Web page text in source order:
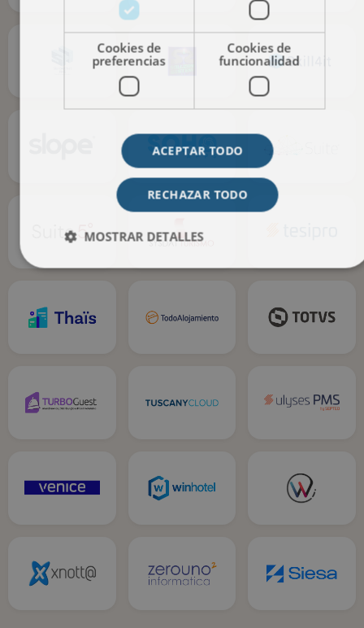
Cookies de
preferencias
Cookies de
funcionalidad
ACEPTAR TODO
RECHAZAR TODO
MOSTRAR DETALLES